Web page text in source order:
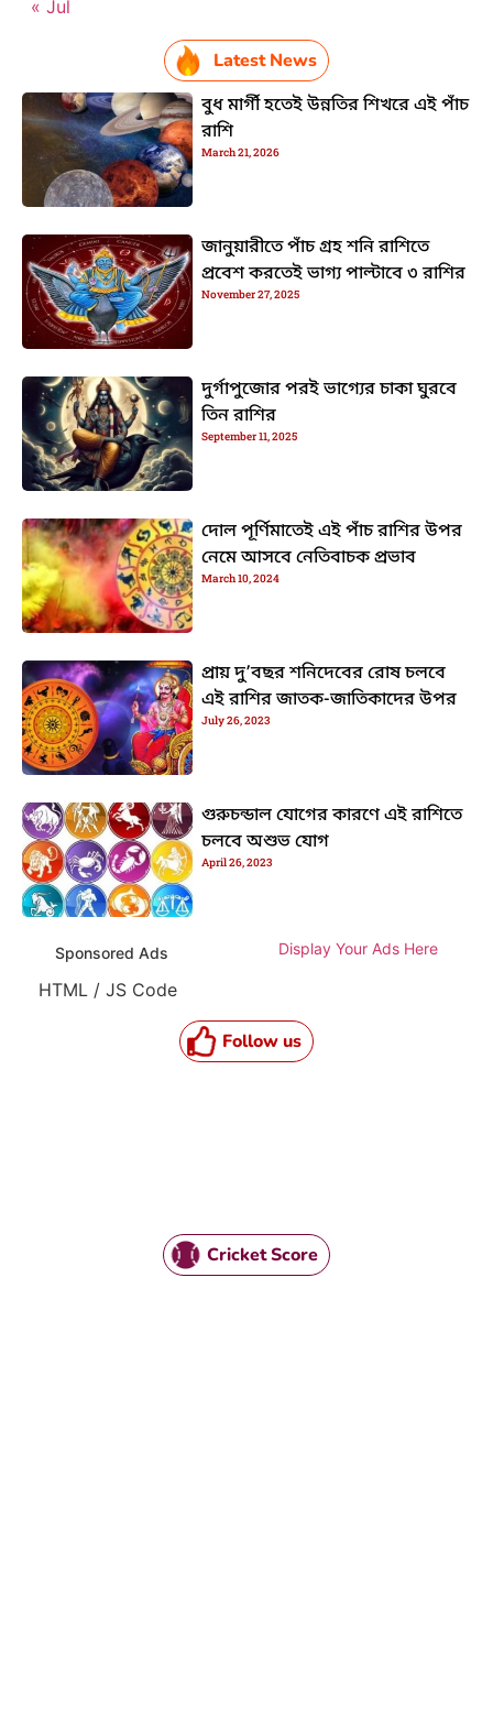
« Jul
Latest News
বুধ মার্গী হতেই উন্নতির শিখরে এই পাঁচ
রাশি
March 21, 2026
জানুয়ারীতে পাঁচ গ্রহ শনি রাশিতে
প্রবেশ করতেই ভাগ্য পাল্টাবে ৩ রাশির
November 27, 2025
দুর্গাপুজোর পরই ভাগ্যের চাকা ঘুরবে
তিন রাশির
September 11, 2025
দোল পূর্ণিমাতেই এই পাঁচ রাশির উপর
নেমে আসবে নেতিবাচক প্রভাব
March 10, 2024
প্রায় দু’বছর শনিদেবের রোষ চলবে
এই রাশির জাতক-জাতিকাদের উপর
July 26, 2023
গুরুচন্ডাল যোগের কারণে এই রাশিতে
চলবে অশুভ যোগ
April 26, 2023
Sponsored Ads Display Your Ads Here
HTML / JS Code
Follow us
Cricket Score